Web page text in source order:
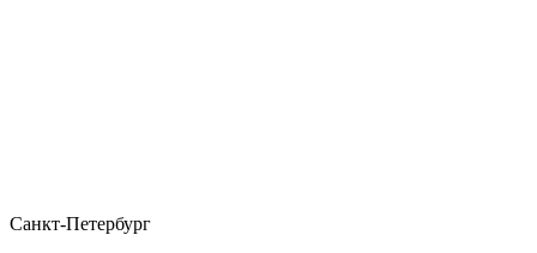
Санкт-Петербург